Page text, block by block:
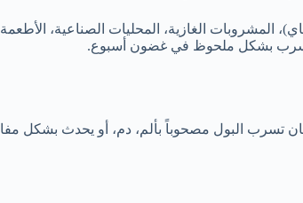
المشروبات الغازية، المحليات الصناعية،
بشكل ملحوظ في غضون أسبوع.
تسرب البول مصحوباً بألم، دم، أو يحدث بشكل